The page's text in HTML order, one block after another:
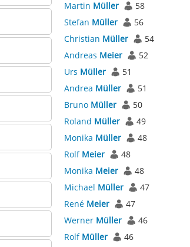
Martin Müller
58
Stefan Müller
56
Christian Müller
54
Andreas Meier
52
Urs Müller
51
Andrea Müller
51
Bruno Müller
50
Roland Müller
49
Monika Müller
48
Rolf Meier
48
Monika Meier
48
Michael Müller
47
René Meier
47
Werner Müller
46
Rolf Müller
46